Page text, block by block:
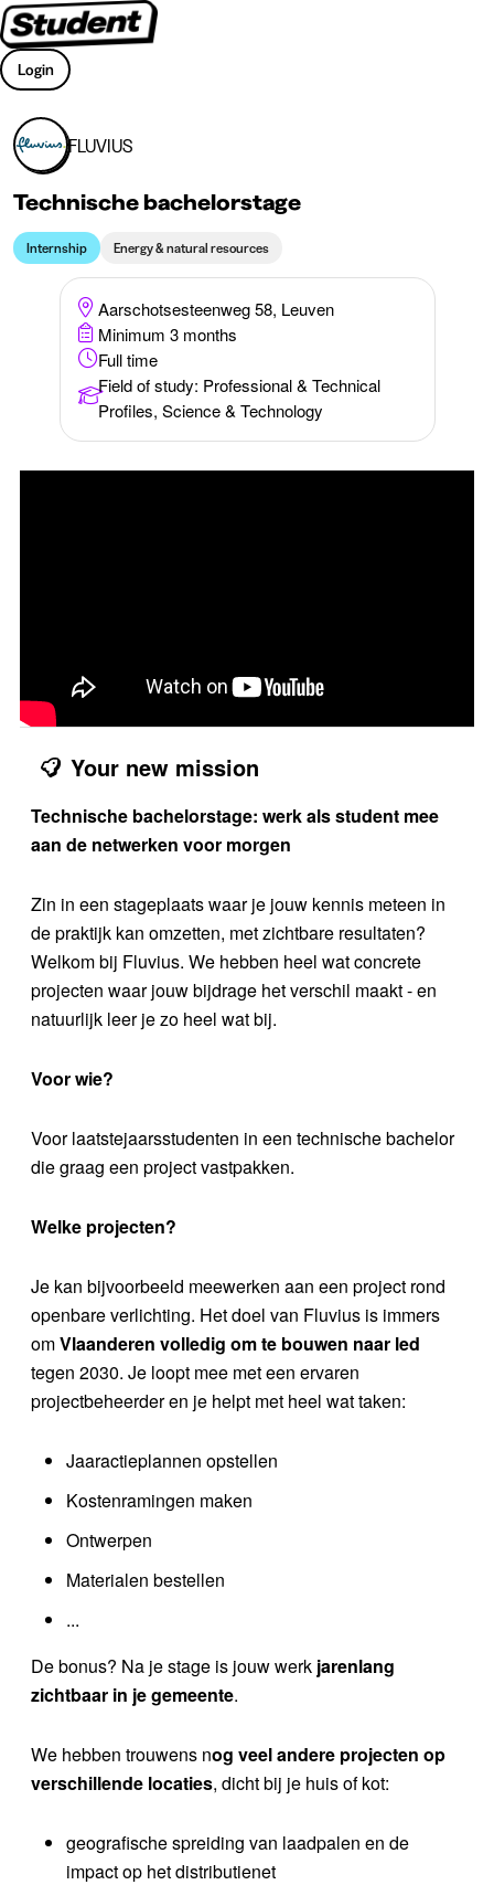
Login
FLUVIUS
Technische bachelorstage
Internship Energy & natural resources
Aarschotsesteenweg 58, Leuven
Minimum 3 months
Full time
Field of study: Professional & Technical
Profiles, Science & Technology
Your new mission
Technische bachelorstage: werk als student mee
aan de netwerken voor morgen
Zin in een stageplaats waar je jouw kennis meteen in
de praktijk kan omzetten, met zichtbare resultaten?
Welkom bij Fluvius. We hebben heel wat concrete
projecten waar jouw bijdrage het verschil maakt - en
natuurlijk leer je zo heel wat bij.
Voor wie?
Voor laatstejaarsstudenten in een technische bachelor
die graag een project vastpakken.
Welke projecten?
Je kan bijvoorbeeld meewerken aan een project rond
openbare verlichting. Het doel van Fluvius is immers
omVlaanderen volledig om te bouwen naar led
tegen 2030. Je loopt mee met een ervaren
projectbeheerder en je helpt met heel wat taken:
Jaaractieplannen opstellen
Kostenramingen maken
Ontwerpen
Materialen bestellen
...
De bonus? Na je stage is jouw werk jarenlang
zichtbaar in je gemeente.
We hebben trouwens nog veel andere projecten op
verschillende locaties, dicht bij je huis of kot:
geografische spreiding van laadpalen en de
impact op het distributienet